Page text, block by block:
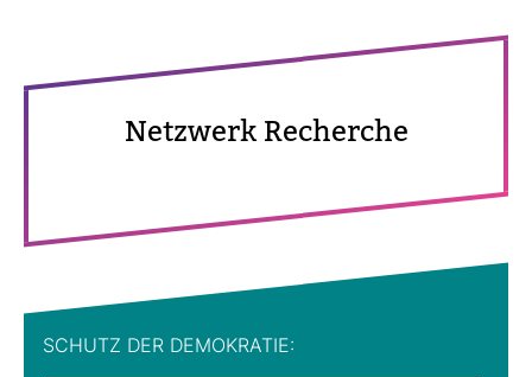
Netz­werk Recherche
SCHUTZ DER DEMO­KRATIE: